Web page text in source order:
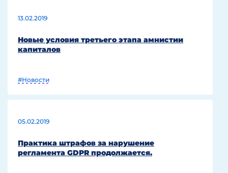
13.02.2019
Новые условия третьего этапа амнистии
капиталов
#Новости
05.02.2019
Практика штрафов за нарушение
регламента GDPR продолжается.